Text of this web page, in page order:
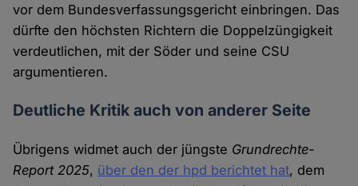
vor dem Bundesverfassungsgericht einbringen. Das
dürfte den höchsten Richtern die Doppelzüngigkeit
verdeutlichen, mit der Söder und seine CSU
argumentieren.
Deutliche Kritik auch von anderer Seite
Übrigens widmet auch der jüngste Grundrechte-
Report 2025, über den der hpd berichtet hat, dem